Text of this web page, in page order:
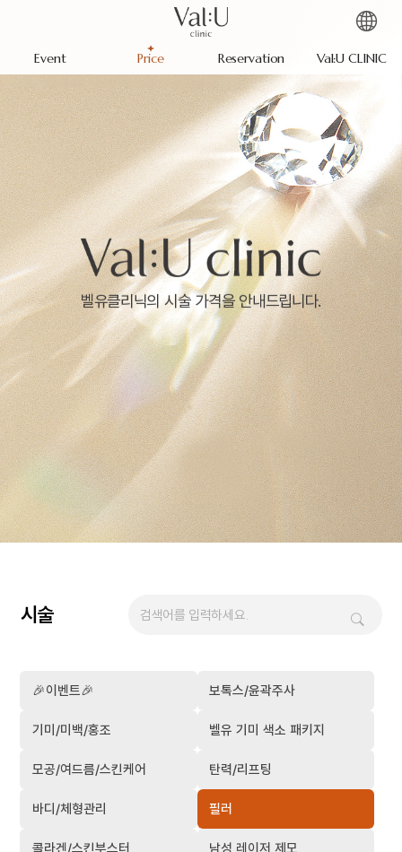
Event Price Reservation Val:U CLINIC
벨유클리닉의 시술 가격을 안내드립니다.
시술
🎉이벤트🎉 보톡스/윤곽주사
기미/미백/홍조 벨유 기미 색소 패키지
모공/여드름/스킨케어 탄력/리프팅
바디/체형관리 필러
콜라겐/스킨부스터 남성 레이저 제모